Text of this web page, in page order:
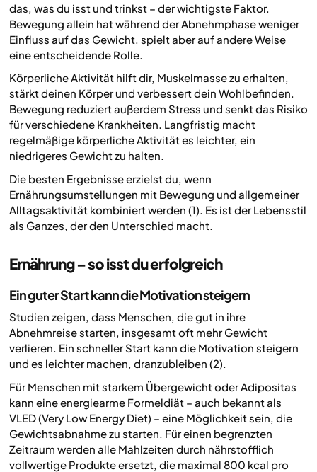
das, was du isst und trinkst – der wichtigste Faktor.
Bewegung allein hat während der Abnehmphase weniger
Einfluss auf das Gewicht, spielt aber auf andere Weise
eine entscheidende Rolle.
Körperliche Aktivität hilft dir, Muskelmasse zu erhalten,
stärkt deinen Körper und verbessert dein Wohlbefinden.
Bewegung reduziert außerdem Stress und senkt das Risiko
für verschiedene Krankheiten. Langfristig macht
regelmäßige körperliche Aktivität es leichter, ein
niedrigeres Gewicht zu halten.
Die besten Ergebnisse erzielst du, wenn
Ernährungsumstellungen mit Bewegung und allgemeiner
Alltagsaktivität kombiniert werden (1). Es ist der Lebensstil
als Ganzes, der den Unterschied macht.
Ernährung – so isst du erfolgreich
Ein guter Start kann die Motivation steigern
Studien zeigen, dass Menschen, die gut in ihre
Abnehmreise starten, insgesamt oft mehr Gewicht
verlieren. Ein schneller Start kann die Motivation steigern
und es leichter machen, dranzubleiben (2).
Für Menschen mit starkem Übergewicht oder Adipositas
kann eine energiearme Formeldiät – auch bekannt als
VLED (Very Low Energy Diet) – eine Möglichkeit sein, die
Gewichtsabnahme zu starten. Für einen begrenzten
Zeitraum werden alle Mahlzeiten durch nährstofflich
vollwertige Produkte ersetzt, die maximal 800 kcal pro